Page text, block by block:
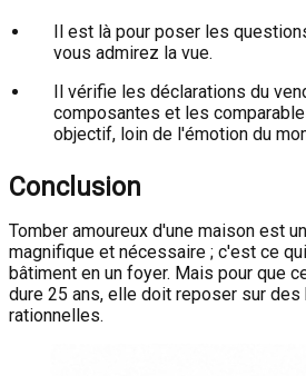
Il est là pour poser les
vous admirez la vue.
Il vérifie les déclarations du
composantes et les
objectif, loin de l'émotion du
Conclusion
Tomber amoureux d'une maison est
magnifique et nécessaire ; c'est ce
bâtiment en un foyer. Mais pour que
dure 25 ans, elle doit reposer sur
rationnelles.